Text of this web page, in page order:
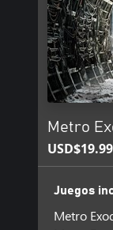
Metro
Juegos
Metro